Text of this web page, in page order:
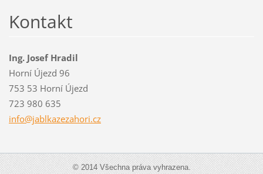
Kontakt
Ing. Josef Hradil
Horní Újezd 96
753 53 Horní Újezd
723 980 635
info@jablkazezahori.cz
© 2014 Všechna práva vyhrazena.